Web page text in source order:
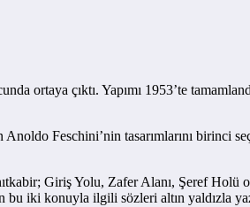
ortaya çıktı. Yapımı 1953’te
Feschini’nin tasarımlarını birinci
Giriş Yolu, Zafer Alanı, Şeref Holü
iki konuyla ilgili sözleri altın yaldızla